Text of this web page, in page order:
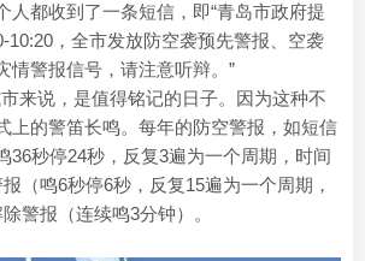
人都收到了一条短信，即“青岛市政府提
10:20，全市发放防空袭预先警报、空袭
情警报信号，请注意听辩。”
来说，是值得铭记的日子。因为这种不
上的警笛长鸣。每年的防空警报，如短信
36秒停24秒，反复3遍为一个周期，时间
（鸣6秒停6秒，反复15遍为一个周期，
警报（连续鸣3分钟）。